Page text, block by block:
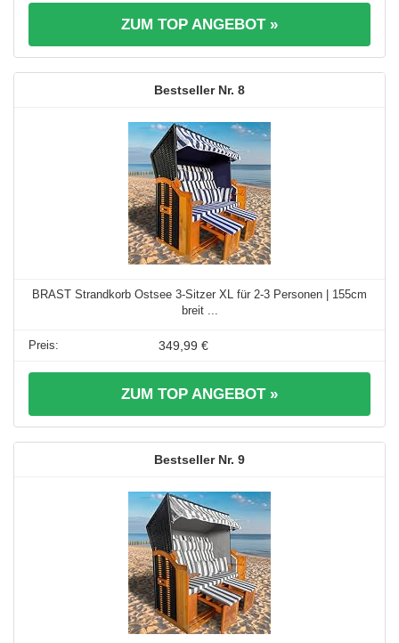
ZUM TOP ANGEBOT »
8
BRAST Strandkorb Ostsee 3-Sitzer XL für 2-3 Personen | 155cm
breit ...
349,99 €
ZUM TOP ANGEBOT »
9